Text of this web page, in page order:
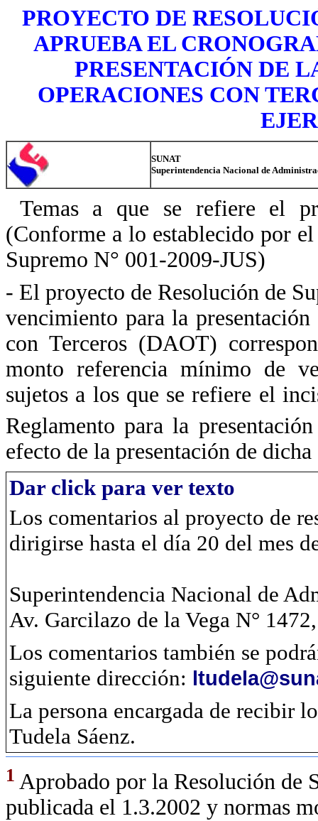
PROYECTO DE
APRUEBA EL
PRESENTACIÓN DE
OPERACIONES CON
SUNAT
Superintendencia Nacional de
Temas a que se refiere el
(Conforme a lo establecido por
Supremo N° 001-2009-JUS)
- El proyecto de Resolución de
vencimiento para la
con Terceros (DAOT)
monto referencia mínimo de
sujetos a los que se refiere el
Reglamento para la
efecto de la presentación de
Dar click para ver texto
Los comentarios al proyecto de
dirigirse hasta el día 20 del mes
Superintendencia Nacional de
Av. Garcilazo de la Vega N°
Los comentarios también se
siguiente dirección:
La persona encargada de recibir
Tudela Sáenz.
1 Aprobado por la Resolución de
publicada el 1.3.2002 y normas